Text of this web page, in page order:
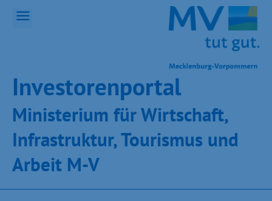
Inves­toren­por­tal
Ministeri­um für Wirt­schaft,
Infra­struk­tur, Tou­ris­mus und
Ar­beit M-V